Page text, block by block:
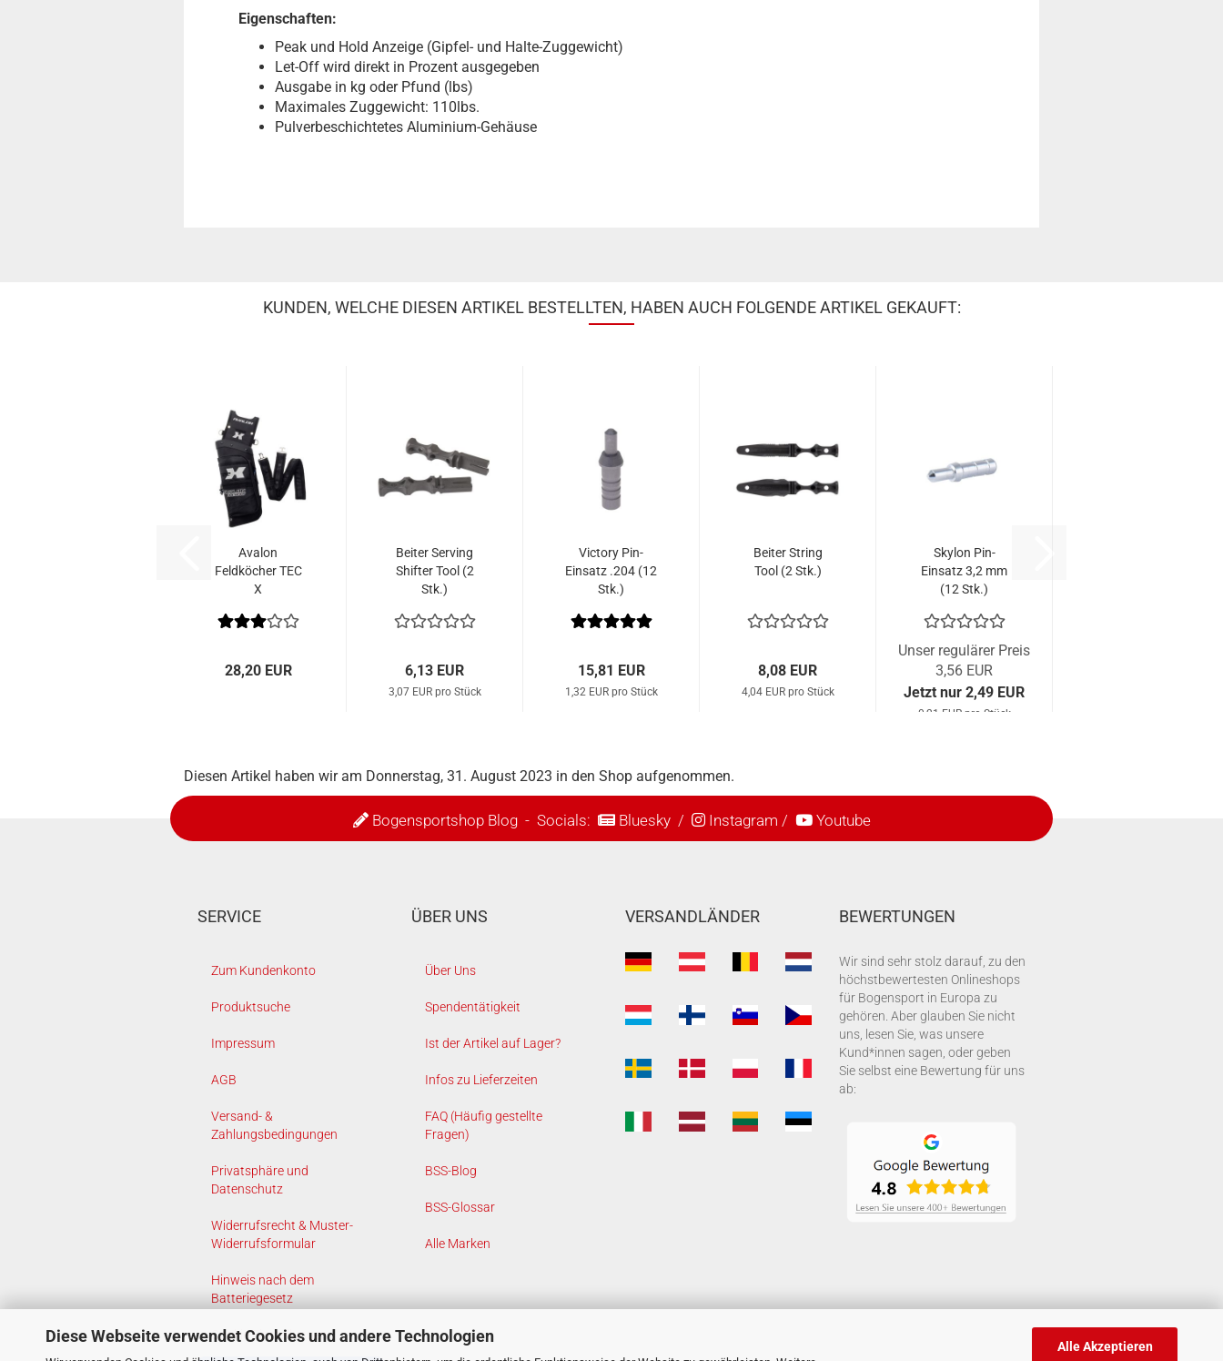
Diese Webseite verwendet Cookies und andere Technologien
Alle Akzeptieren
Eigenschaften:
Peak und Hold Anzeige (Gipfel- und Halte-Zuggewicht)
Let-Off wird direkt in Prozent ausgegeben
Ausgabe in kg oder Pfund (lbs)
Maximales Zuggewicht: 110lbs.
Pulverbeschichtetes Aluminium-Gehäuse
KUNDEN, WELCHE DIESEN ARTIKEL BESTELLTEN, HABEN AUCH FOLGENDE ARTIKEL GEKAUFT:
Avalon
Feldköcher TEC
X
28,20 EUR
Beiter Serving
Shifter Tool (2
Stk.)
6,13 EUR
3,07 EUR pro Stück
Victory Pin-
Einsatz .204 (12
Stk.)
15,81 EUR
1,32 EUR pro Stück
Beiter String
Tool (2 Stk.)
8,08 EUR
4,04 EUR pro Stück
Skylon Pin-
Einsatz 3,2 mm
(12 Stk.)
Unser regulärer Preis
3,56 EUR
Jetzt nur 2,49 EUR
0,21 EUR pro Stück
Diesen Artikel haben wir am Donnerstag, 31. August 2023 in den Shop aufgenommen.
Bogensportshop Blog- Socials: Bluesky/ Instagram / Youtube
SERVICE
Zum Kundenkonto
Produktsuche
Impressum
AGB
Versand- &
Zahlungsbedingungen
Privatsphäre und
Datenschutz
Widerrufsrecht & Muster-
Widerrufsformular
Hinweis nach dem
Batteriegesetz
Cookie Einstellungen
ÜBER UNS
Über Uns
Spendentätigkeit
Ist der Artikel auf Lager?
Infos zu Lieferzeiten
FAQ (Häufig gestellte
Fragen)
BSS-Blog
BSS-Glossar
Alle Marken
VERSANDLÄNDER BEWERTUNGEN
Wir sind sehr stolz darauf, zu den
höchstbewertesten Onlineshops
für Bogensport in Europa zu
gehören. Aber glauben Sie nicht
uns, lesen Sie, was unsere
Kund*innen sagen, oder geben
Sie selbst eine Bewertung für uns
ab: